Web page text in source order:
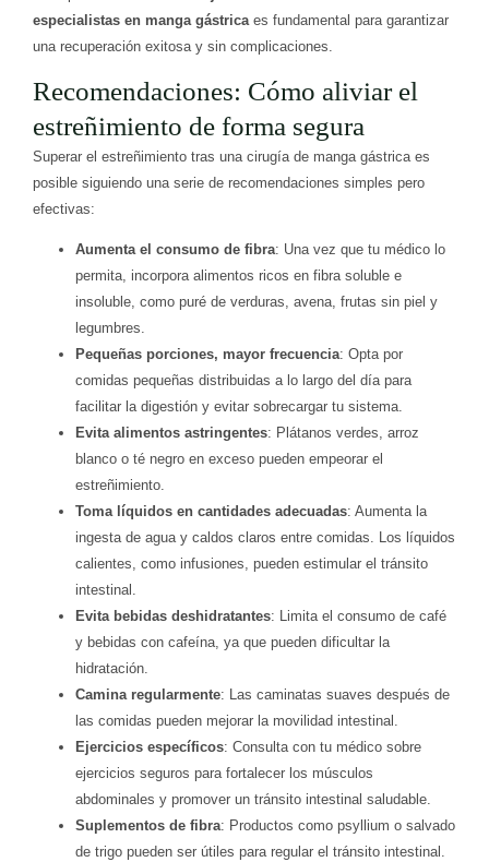
especialistas en manga gástricaes fundamental para garantizar
una recuperación exitosa y sin complicaciones.
Recomendaciones: Cómo aliviar el
estreñimiento de forma segura
Superar el estreñimiento tras una cirugía de manga gástrica es
posible siguiendo una serie de recomendaciones simples pero
efectivas:
Aumenta el consumo de fibra: Una vez que tu médico lo
permita, incorpora alimentos ricos en fibra soluble e
insoluble, como puré de verduras, avena, frutas sin piel y
legumbres.
Pequeñas porciones, mayor frecuencia: Opta por
comidas pequeñas distribuidas a lo largo del día para
facilitar la digestión y evitar sobrecargar tu sistema.
Evita alimentos astringentes: Plátanos verdes, arroz
blanco o té negro en exceso pueden empeorar el
estreñimiento.
Toma líquidos en cantidades adecuadas: Aumenta la
ingesta de agua y caldos claros entre comidas. Los líquidos
calientes, como infusiones, pueden estimular el tránsito
intestinal.
Evita bebidas deshidratantes: Limita el consumo de café
y bebidas con cafeína, ya que pueden dificultar la
hidratación.
Camina regularmente: Las caminatas suaves después de
las comidas pueden mejorar la movilidad intestinal.
Ejercicios específicos: Consulta con tu médico sobre
ejercicios seguros para fortalecer los músculos
abdominales y promover un tránsito intestinal saludable.
Suplementos de fibra: Productos como psyllium o salvado
de trigo pueden ser útiles para regular el tránsito intestinal.